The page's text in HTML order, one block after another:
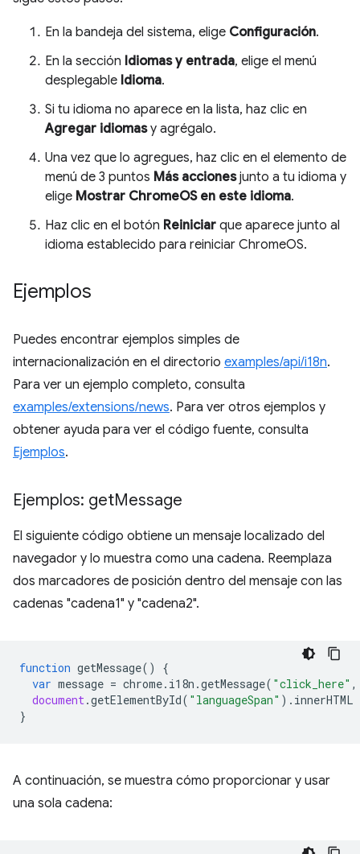
En la bandeja del sistema, elige Configuración.
En la sección Idiomas y entrada, elige el menú
desplegable Idioma.
Si tu idioma no aparece en la lista, haz clic en
Agregar idiomasy agrégalo.
Una vez que lo agregues, haz clic en el elemento de
menú de 3 puntos Más accionesjunto a tu idioma y
elige Mostrar ChromeOS en este idioma.
Haz clic en el botón Reiniciar que aparece junto al
idioma establecido para reiniciar ChromeOS.
Ejemplos
Puedes encontrar ejemplos simples de
internacionalización en el directorio examples/api/i18n.
Para ver un ejemplo completo, consulta
examples/extensions/news. Para ver otros ejemplos y
obtener ayuda para ver el código fuente, consulta
Ejemplos.
Ejemplos: getMessage
El siguiente código obtiene un mensaje localizado del
navegador y lo muestra como una cadena. Reemplaza
dos marcadores de posición dentro del mensaje con las
cadenas "cadena1" y "cadena2".
function getMessage()
{
var message = chrome. i18n .getMessage( "click_here" ,
document.getElementById( "languageSpan" ). innerHTML
}
A continuación, se muestra cómo proporcionar y usar
una sola cadena: